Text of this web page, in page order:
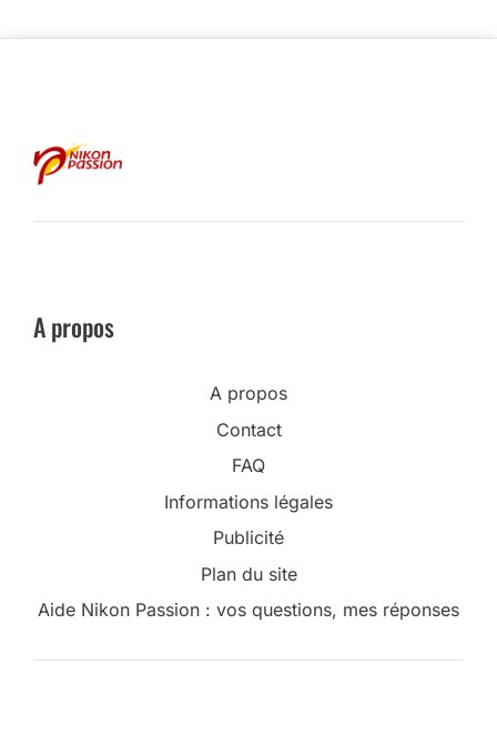
A propos
A propos
Contact
FAQ
Informations légales
Publicité
Plan du site
Aide Nikon Passion : vos questions, mes réponses